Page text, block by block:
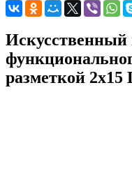
Искусственный
разметкой 2x15